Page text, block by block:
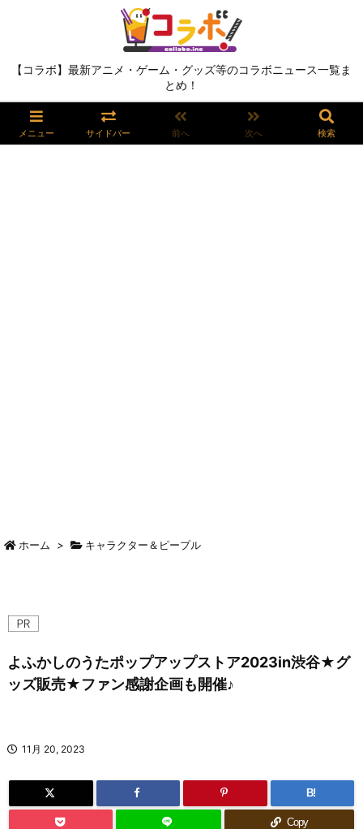
【コラボ】最新アニメ・ゲーム・グッズ等のコラボニュース一覧ま
とめ！
メニュー サイドバー 前へ 次へ 検索
ホーム > キャラクター＆ピープル
よふかしのうたポップアップストア2023in渋谷★グ
ッズ販売★ファン感謝企画も開催♪
11月 20, 2023
B!
Copy